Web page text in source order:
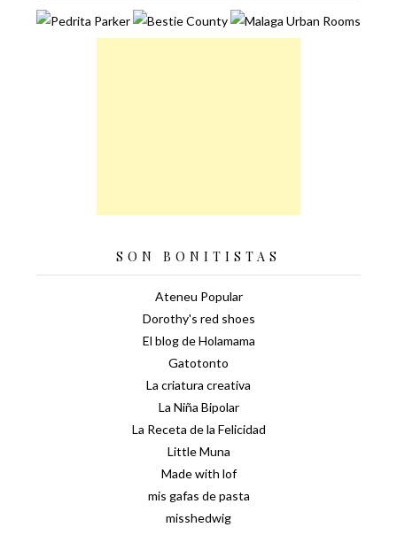
SON BONITISTAS
Ateneu Popular
Dorothy's red shoes
El blog de Holamama
Gatotonto
La criatura creativa
La Niña Bipolar
La Receta de la Felicidad
Little Muna
Made with lof
mis gafas de pasta
misshedwig